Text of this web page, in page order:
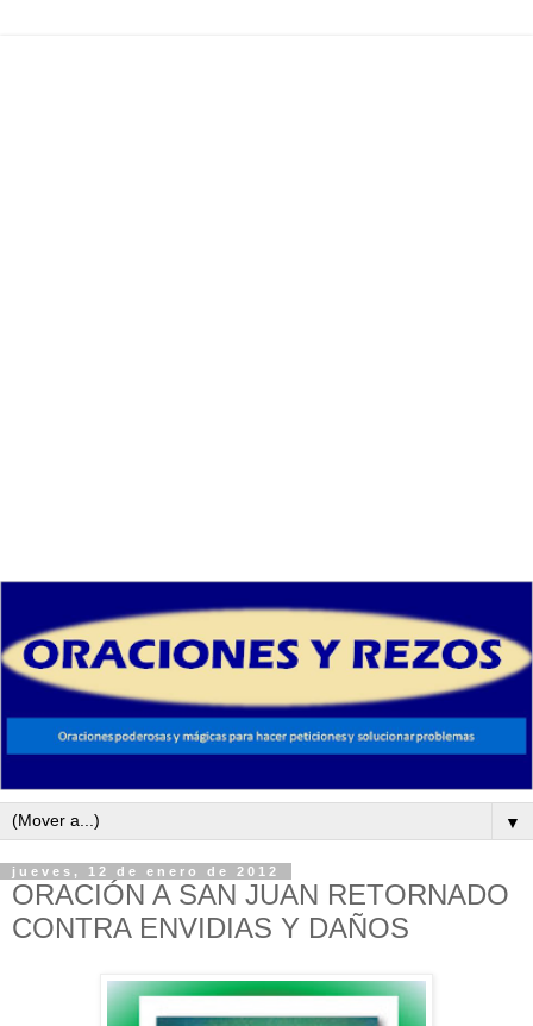
▼
jueves, 12 de enero de 2012
ORACIÓN A SAN JUAN RETORNADO
CONTRA ENVIDIAS Y DAÑOS